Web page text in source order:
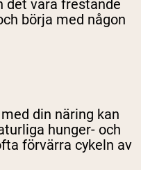
det vara frestande
börja med någon
din näring kan
hunger- och
förvärra cykeln av